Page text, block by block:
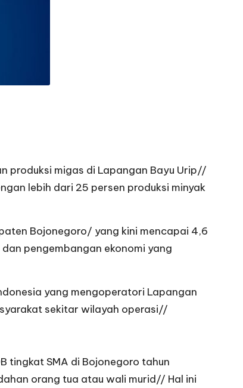
produksi migas di Lapangan Bayu Urip//
lebih dari 25 persen produksi minyak
Bojonegoro/ yang kini mencapai 4,6
pengembangan ekonomi yang
yang mengoperatori Lapangan
sekitar wilayah operasi//
tingkat SMA di Bojonegoro tahun
orang tua atau wali murid// Hal ini